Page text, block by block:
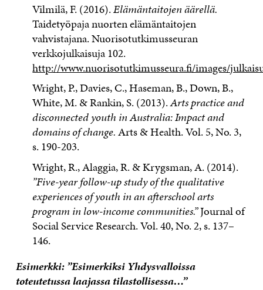
Vilmilä, F. (2016).Elämäntaitojen äärellä.
Taidetyöpaja nuorten elämäntaitojen
vahvistajana. Nuorisotutkimusseuran
verkkojulkaisuja 102.
http://www.nuorisotutkimusseura.fi/images/
Wright, P., Davies, C., Haseman, B., Down, B.,
White, M. & Rankin, S. (2013).Arts practice and
disconnected youth in Australia: Impact and
domains of change.Arts & Health. Vol. 5, No. 3,
s. 190-203.
Wright, R., Alaggia, R. & Krygsman, A. (2014).
”Five-year follow-up study of the qualitative
experiences of youth in an afterschool arts
program in low-income communities.”Journal of
Social Service Research. Vol. 40, No. 2, s. 137–
146.
Esimerkki: ”Esimerkiksi Yhdysvalloissa
toteutetussa laajassa tilastollisessa…”